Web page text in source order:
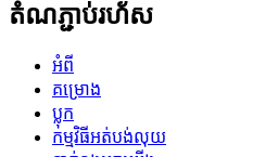
តំណភ្ជាប់រហ័ស
អំពី
គម្រោង
ប្លុក
កម្មវិធីអត់បង់លុយ